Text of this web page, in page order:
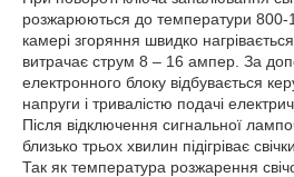
розжарюються до температури 800-
камері згоряння швидко
витрачає струм 8 – 16 ампер. За
електронного блоку відбувається
напруги і тривалістю подачі
Після відключення сигнальної
близько трьох хвилин підігріває
Так як температура розжарення